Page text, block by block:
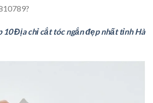
10 Địa chỉ cắt tóc ngắn đẹp nhất tỉnh Hà